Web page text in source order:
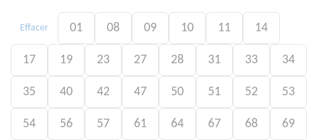
Effacer 01 08 09 10 11 14
17 19 23 27 28 31 33 34
35 40 42 47 50 51 52 53
54 56 57 61 64 67 68 69